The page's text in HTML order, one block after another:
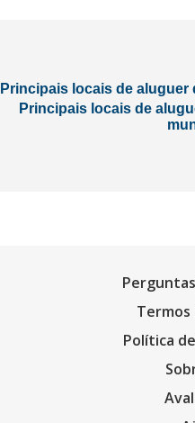
Principais locais de aluguer
Principais locais de
Termos
Política